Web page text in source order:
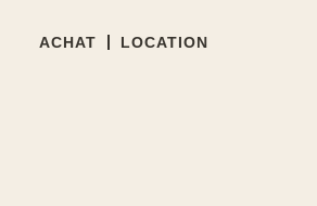
ACHAT LOCATION